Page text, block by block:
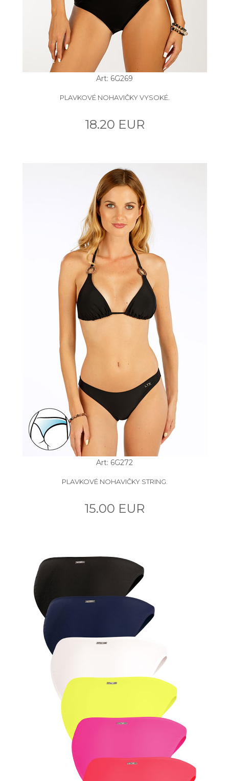
Art: 6G269
PLAVKOVÉ NOHAVIČKY VYSOKÉ.
18.20 EUR
Art: 6G272
PLAVKOVÉ NOHAVIČKY STRING.
15.00 EUR